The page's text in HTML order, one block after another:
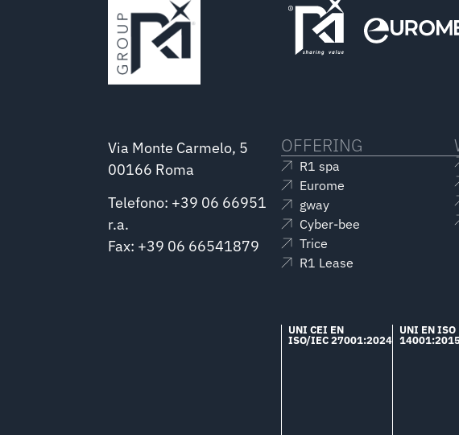
Via Monte Carmelo, 5
00166 Roma
Telefono: +39 06 66951
r.a.
Fax: +39 06 66541879
OFFERING
R1 spa
Eurome
gway
Cyber-bee
Trice
R1 Lease
UNI CEI EN
ISO/IEC 27001:2024
UNI EN ISO